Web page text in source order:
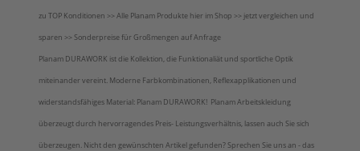
zu TOP Konditionen >> Alle Planam Produkte hier im Shop >> jetzt vergleichen und
sparen >> Sonderpreise für Großmengen auf Anfrage
Planam DURAWORK ist die Kollektion, die Funktionaliät und sportliche Optik
miteinander vereint. Moderne Farbkombinationen, Reflexapplikationen und
widerstandsfähiges Material: Planam DURAWORK! Planam Arbeitskleidung
überzeugt durch hervorragendes Preis- Leistungsverhältnis, lassen auch Sie sich
überzeugen. Nicht den gewünschten Artikel gefunden? Sprechen Sie uns an - das